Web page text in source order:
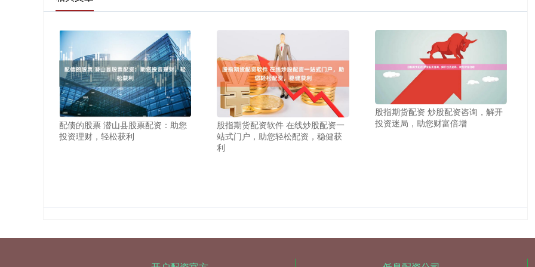
配债的股票 潜山县股票配资：助您
投资理财，轻松获利
股指期货配资软件 在线炒股配资一
站式门户，助您轻松配资，稳健获
利
股指期货配资 炒股配资咨询，解开
投资迷局，助您财富倍增